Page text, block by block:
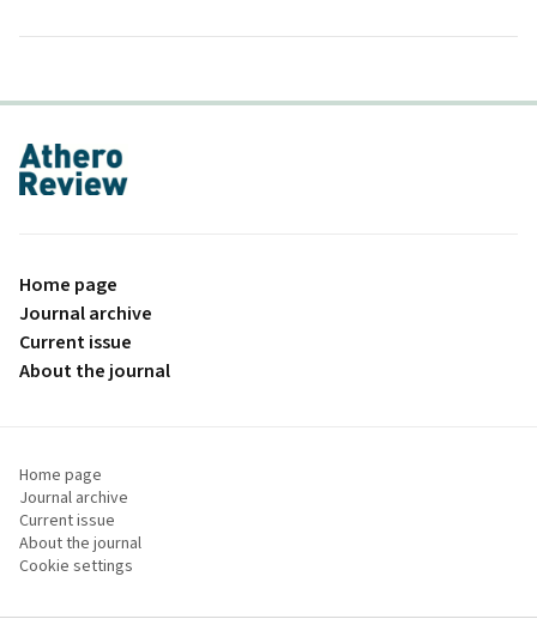
proLékaře.cz
Home page
Journal archive
Current issue
About the journal
Home page
Journal archive
Current issue
About the journal
Cookie settings